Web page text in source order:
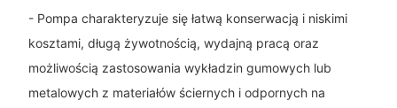
- Pompa charakteryzuje się łatwą konserwacją i niskimi
kosztami, długą żywotnością, wydajną pracą oraz
możliwością zastosowania wykładzin gumowych lub
metalowych z materiałów ściernych i odpornych na